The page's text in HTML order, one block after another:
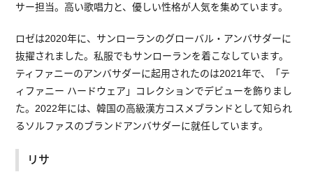
サー担当。高い歌唱力と、優しい性格が人気を集めています。
ロゼは2020年に、サンローランのグローバル・アンバサダーに
抜擢されました。私服でもサンローランを着こなしています。
ティファニーのアンバサダーに起用されたのは2021年で、「テ
ィファニー ハードウェア」コレクションでデビューを飾りまし
た。2022年には、韓国の高級漢方コスメブランドとして知られ
るソルファスのブランドアンバサダーに就任しています。
リサ